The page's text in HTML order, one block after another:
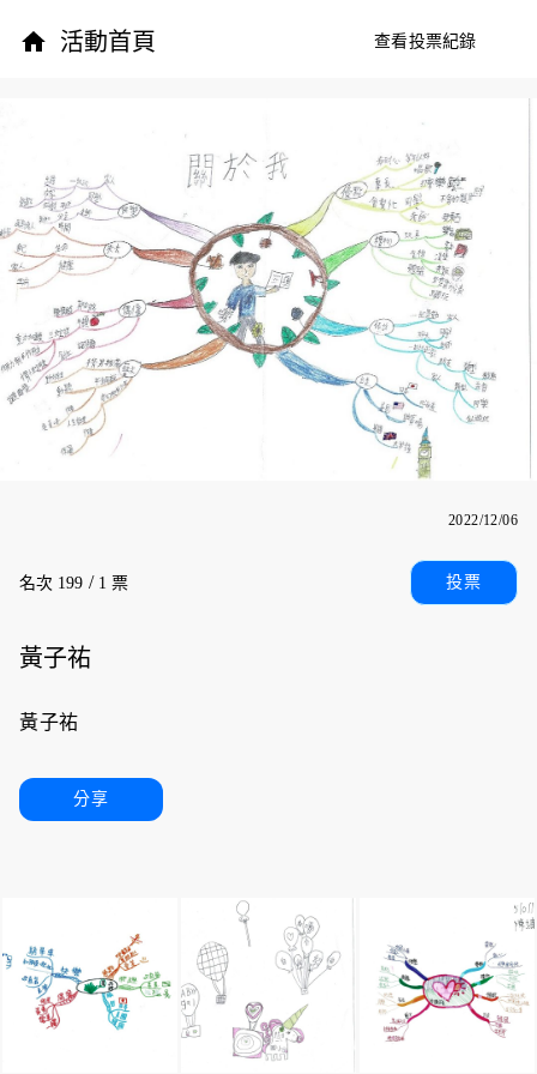
活動首頁 查看投票紀錄
2022/12/06
名次 199 / 1 票 投票
黃子祐
黃子祐
分享